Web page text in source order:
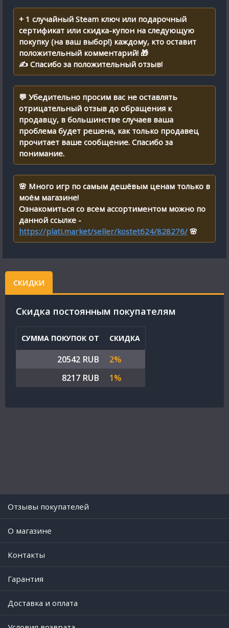
+ 1 случайный Steam ключ или подарочный
сертификат или скидка-купон на следующую
покупку (на ваш выбор!) каждому, кто оставит
положительный комментарий! 🎁
✍ Спасибо за положительный отзыв!
💬 Убедительно просим вас не оставлять
отрицательный отзыв до обращения к
продавцу, в большинстве случаев ваша
проблема будет решена, как только продавец
прочитает ваше сообщение. Спасибо за
понимание.
🌸 Много игр по самым дешёвым ценам только в
моём магазине!
Ознакомиться со всем ассортиментом можно по
данной ссылке -
https://plati.market/seller/kostet624/828276/ 🌸
СКИДКИ
Cкидка постоянным покупателям
СУММА ПОКУПОК ОТ СКИДКА
20542 RUB
2%
8217 RUB
1%
Отзывы покупателей
O магазине
Контакты
Гарантия
Доставка и оплата